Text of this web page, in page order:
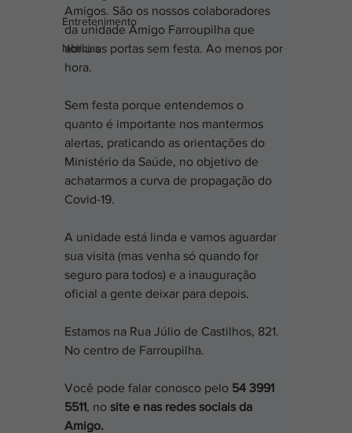
Entretenimento
Notícias
Amigos. São os nossos colaboradores
da unidade Amigo Farroupilha que
abriu as portas sem festa. Ao menos por
hora.
Sem festa porque entendemos o
quanto é importante nos mantermos
alertas, praticando as orientações do
Ministério da Saúde, no objetivo de
achatarmos a curva de propagação do
Covid-19.
A unidade está linda e vamos aguardar
sua visita (mas venha só quando for
seguro para todos) e a inauguração
oficial a gente deixar para depois.
Estamos na Rua Júlio de Castilhos, 821.
No centro de Farroupilha.
Você pode falar conosco pelo 54 3991
5511, no site e nas redes sociais da
Amigo.